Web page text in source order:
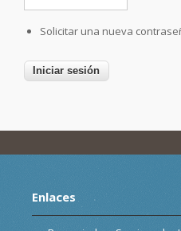
Solicitar una nueva
Enlaces